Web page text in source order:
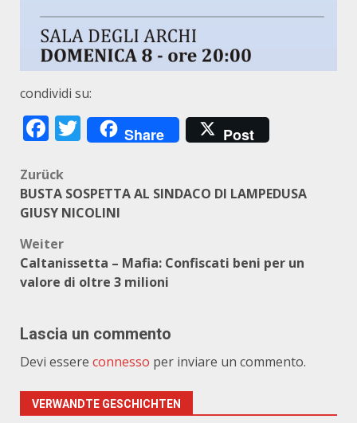
condividi su:
Facebook
Twitter
Share Post
Beitragsnavigation
Zurück
BUSTA SOSPETTA AL SINDACO DI LAMPEDUSA
GIUSY NICOLINI
Weiter
Caltanissetta – Mafia: Confiscati beni per un
valore di oltre 3 milioni
Lascia un commento
Devi essere connesso per inviare un commento.
VERWANDTE GESCHICHTEN